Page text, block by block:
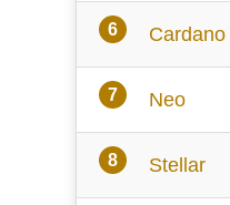
Cardano
Neo
Stellar